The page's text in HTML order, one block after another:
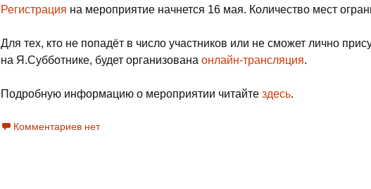
Регистрация на мероприятие начнется 16 мая. Количество мест
Для тех, кто не попадёт в число участников или не сможет лично
на Я.Субботнике, будет организована онлайн-трансляция.
Подробную информацию о мероприятии читайте здесь.
Комментариев нет